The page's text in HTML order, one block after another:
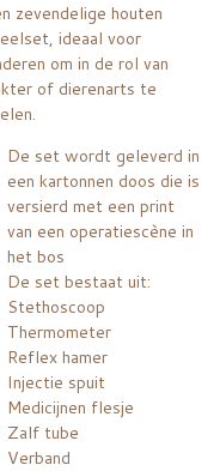
zevendelige houten
ideaal voor
om in de rol van
of dierenarts te
De set wordt geleverd in
een kartonnen doos die is
versierd met een print
van een operatiescène in
het bos
De set bestaat uit:
Stethoscoop
Thermometer
Reflex hamer
Injectie spuit
Medicijnen flesje
Zalf tube
Verband